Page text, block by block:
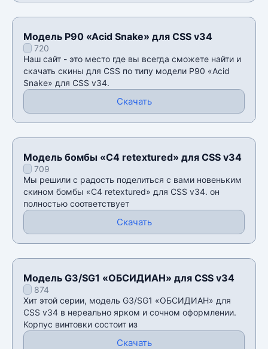
Модель P90 «Acid Snake» для CSS v34
720
Наш сайт - это место где вы всегда сможете найти и
скачать скины для CSS по типу модели P90 «Acid
Snake» для CSS v34.
Скачать
Модель бомбы «C4 retextured» для CSS v34
709
Мы решили с радость поделиться с вами новеньким
скином бомбы «C4 retextured» для CSS v34. он
полностью соответствует
Скачать
Модель G3/SG1 «ОБСИДИАН» для CSS v34
874
Хит этой серии, модель G3/SG1 «ОБСИДИАН» для
CSS v34 в нереально ярком и сочном оформлении.
Корпус винтовки состоит из
Скачать